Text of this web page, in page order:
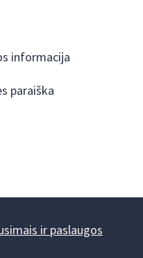
informacija
paraiška
ir paslaugos